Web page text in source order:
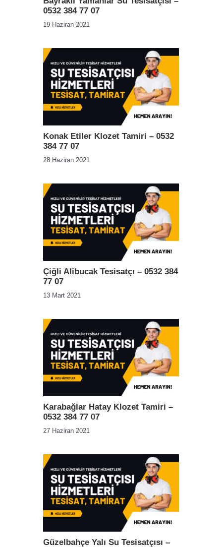
0532 384 77 07
19 Haziran 2021
Konak Etiler Klozet Tamiri – 0532
384 77 07
28 Haziran 2021
Çiğli Alibucak Tesisatçı – 0532 384
77 07
13 Mart 2021
Karabağlar Hatay Klozet Tamiri –
0532 384 77 07
27 Haziran 2021
Güzelbahçe Yalı Su Tesisatçısı –